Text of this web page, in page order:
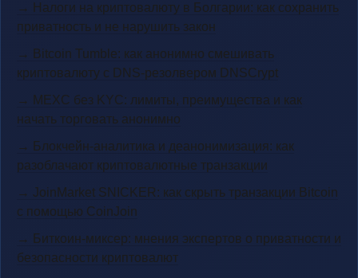
→ Налоги на криптовалюту в Болгарии: как сохранить
приватность и не нарушить закон
→ Bitcoin Tumble: как анонимно смешивать
криптовалюту с DNS-резолвером DNSCrypt
→ MEXC без KYC: лимиты, преимущества и как
начать торговать анонимно
→ Блокчейн-аналитика и деанонимизация: как
разоблачают криптовалютные транзакции
→ JoinMarket SNICKER: как скрыть транзакции Bitcoin
с помощью CoinJoin
→ Биткоин-миксер: мнения экспертов о приватности и
безопасности криптовалют